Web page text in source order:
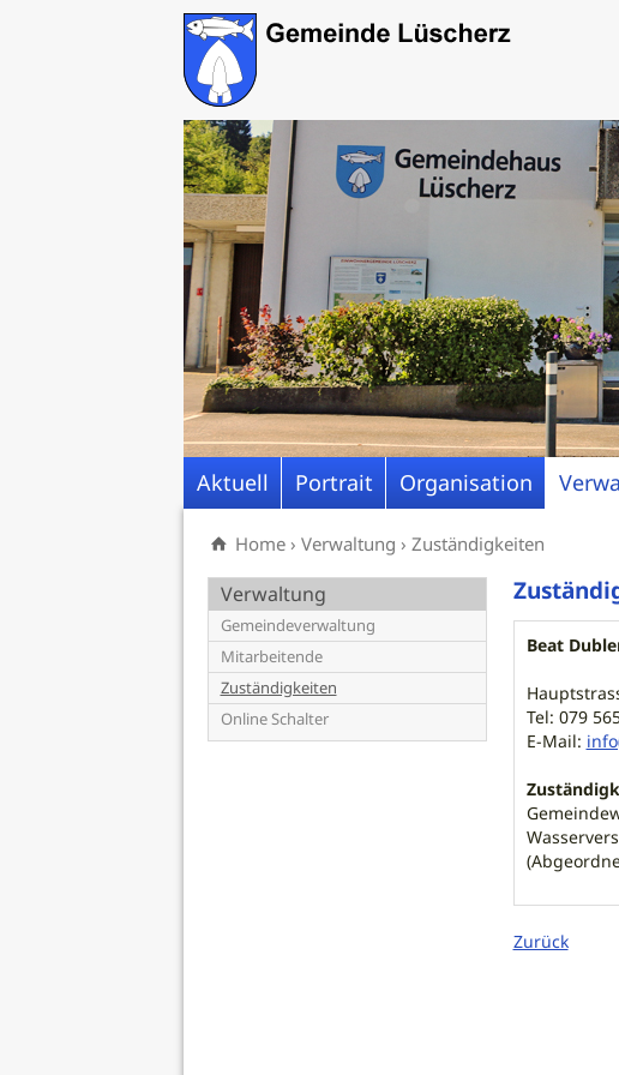
Aktuell Portrait Organisation
Home ›Verwaltung ›Zuständigkeiten
Verwaltung
Gemeindeverwaltung
Mitarbeitende
Zuständigkeiten
Online Schalter
Beat
Tel: 079
E-Mail:
Zurück